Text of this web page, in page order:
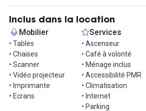
du contenu et développer vos réseaux
Parmi les avantages supplémentaires, vous
cuisine entièrement équipée avec frigo,
café, bouilloire et même une machine à
est performant et stable pour vous
en toutes circonstances. Le ménage est
espaces toujours impeccables, et un
option pour faciliter vos déplacements. La
l’accessibilité sont assurées par un
Inclus dans la location
Mobilier
• Tables
• Chaises
• Scanner
• Vidéo projecteur
• Imprimante
• Ecrans
Services
• Ascenseur
• Café à volonté
• Ménage inclus
• Accessibilité PMR
• Climatisation
• Internet
• Parking